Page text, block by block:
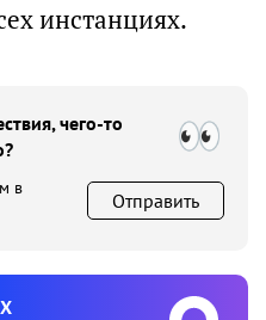
инстанциях.
чего-то
в
Отправить